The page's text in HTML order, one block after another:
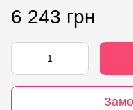
6 243 грн